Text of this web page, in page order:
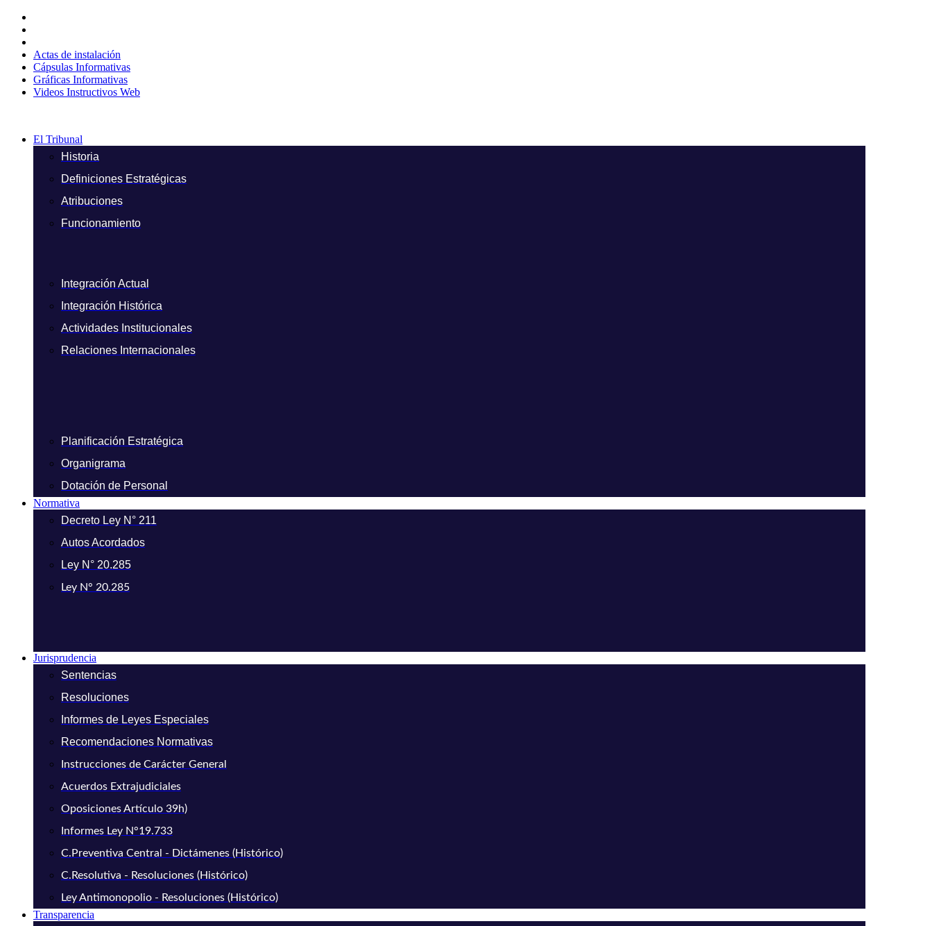
contenido
Actas de instalación
Cápsulas Informativas
Gráficas Informativas
Videos Instructivos Web
El Tribunal
Historia
Definiciones Estratégicas
Atribuciones
Funcionamiento
Integración Actual
Integración Histórica
Actividades Institucionales
Relaciones Internacionales
Planificación Estratégica
Organigrama
Dotación de Personal
Normativa
Decreto Ley N° 211
Autos Acordados
Ley N° 20.285
Ley N° 20.285
Jurisprudencia
Sentencias
Resoluciones
Informes de Leyes Especiales
Recomendaciones Normativas
Instrucciones de Carácter General
Acuerdos Extrajudiciales
Oposiciones Artículo 39h)
Informes Ley N°19.733
C.Preventiva Central - Dictámenes (Histórico)
C.Resolutiva - Resoluciones (Histórico)
Ley Antimonopolio - Resoluciones (Histórico)
Transparencia